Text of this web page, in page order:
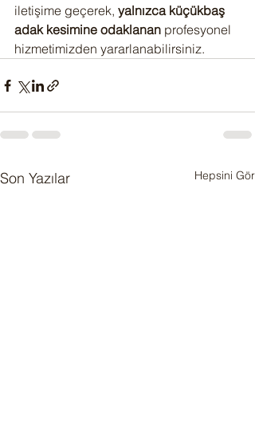
iletişime geçerek, yalnızca küçükbaş
adak kesimine odaklanan profesyonel
hizmetimizden yararlanabilirsiniz.
Son Yazılar Hepsini Gör